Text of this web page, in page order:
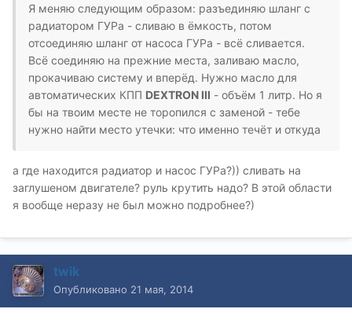
Я меняю следующим образом: разъединяю шланг с
радиатором ГУРа - сливаю в ёмкость, потом
отсоединяю шланг от насоса ГУРа - всё сливается.
Всё соединяю на прежние места, заливаю масло,
прокачиваю систему и вперёд. Нужно масло для
автоматических КПП DEXTRON III - объём 1 литр. Но я
бы на твоим месте не торопился с заменой - тебе
нужно найти место утечки: что именно течёт и откуда
а где находится радиатор и насос ГУРа?)) сливать на
заглушеном двигателе? руль крутить надо? В этой области
я вообще неразу не был можно подробнее?)
twik
Опубликовано 21 мая, 2014